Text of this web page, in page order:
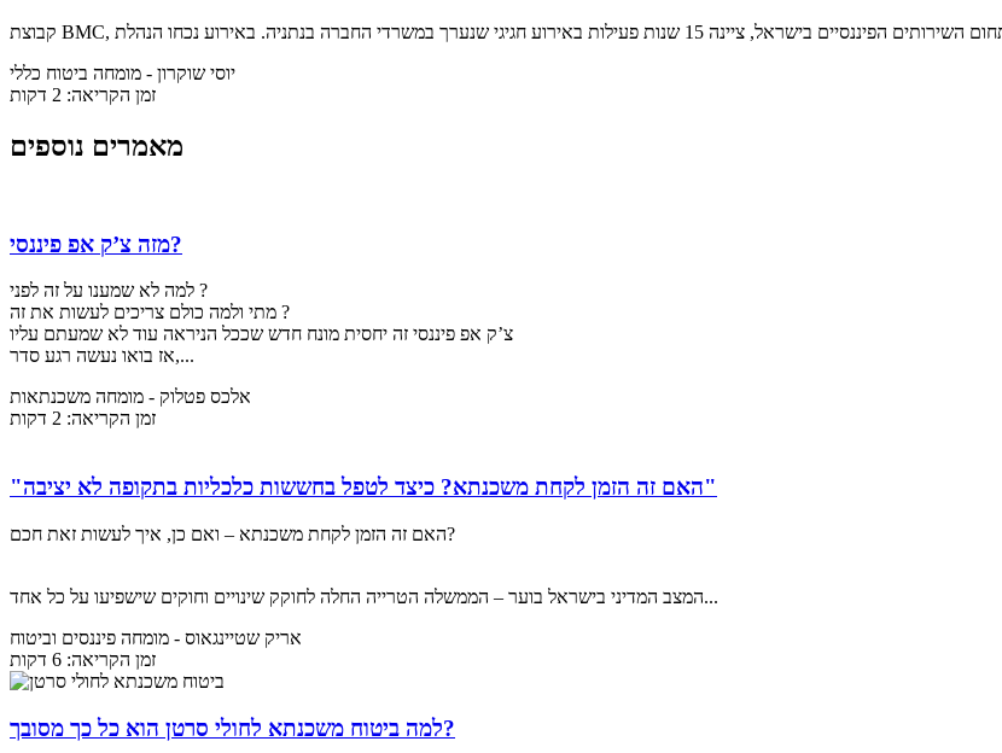
יוסי שוקרון - מומחה ביטוח כללי
זמן הקריאה: 2 דקות
מאמרים נוספים
מזה צ’ק אפ פיננסי?
למה לא שמענו על זה לפני ?
מתי ולמה כולם צריכים לעשות את זה ?
צ’ק אפ פיננסי זה יחסית מונח חדש שככל הניראה עוד לא שמעתם עליו
אז בואו נעשה רגע סדר,...
אלכס פטלוק - מומחה משכנתאות
זמן הקריאה: 2 דקות
"האם זה הזמן לקחת משכנתא? כיצד לטפל בחששות כלכליות בתקופה לא יציבה"
האם זה הזמן לקחת משכנתא – ואם כן, איך לעשות זאת חכם?
המצב המדיני בישראל בוער – הממשלה הטרייה החלה לחוקק שינויים וחוקים שישפיעו על כל אחד...
אריק שטיינגאוס - מומחה פיננסים וביטוח
זמן הקריאה: 6 דקות
למה ביטוח משכנתא לחולי סרטן הוא כל כך מסובך?